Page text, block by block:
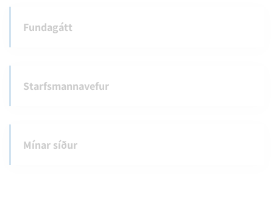
Fundagátt
Starfsmannavefur
Mínar síður